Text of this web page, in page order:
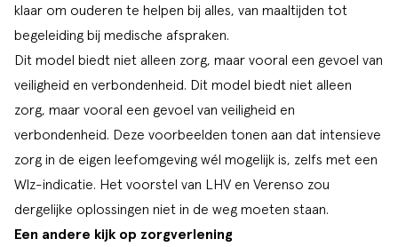
klaar om ouderen te helpen bij alles, van maaltijden tot
begeleiding bij medische afspraken.
Dit model biedt niet alleen zorg, maar vooral een gevoel van
veiligheid en verbondenheid. Dit model biedt niet alleen
zorg, maar vooral een gevoel van veiligheid en
verbondenheid. Deze voorbeelden tonen aan dat intensieve
zorg in de eigen leefomgeving wél mogelijk is, zelfs met een
Wlz-indicatie. Het voorstel van LHV en Verenso zou
dergelijke oplossingen niet in de weg moeten staan.
Een andere kijk op zorgverlening